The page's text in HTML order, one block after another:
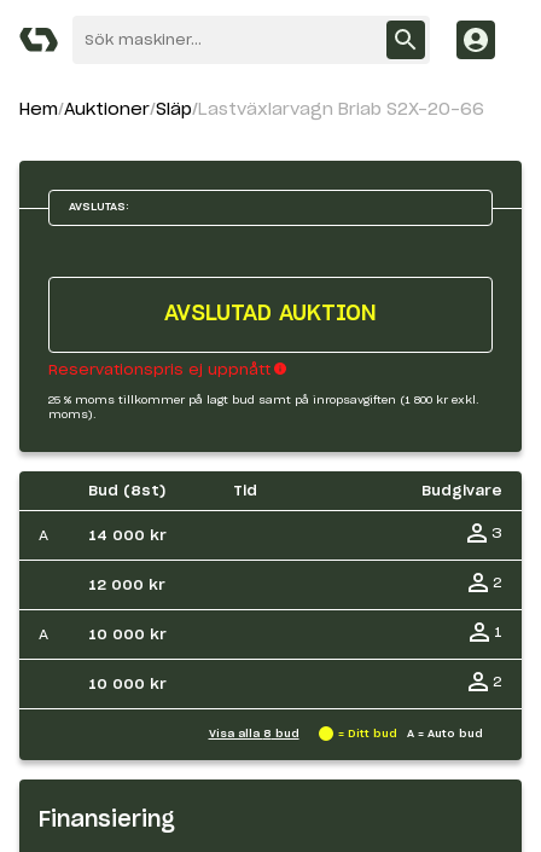
Hem Auktioner Släp Lastväxlarvagn Briab S2X-20-66
AVSLUTAS:
AVSLUTAD AUKTION
Reservationspris ej uppnått
25 % moms tillkommer på lagt bud samt på inropsavgiften (1 800 kr exkl.
moms).
Bud (8st) Tid Budgivare
A 14 000 kr 3
12 000 kr 2
A 10 000 kr 1
10 000 kr 2
Visa alla 8 bud = Ditt bud A = Auto bud
Finansiering